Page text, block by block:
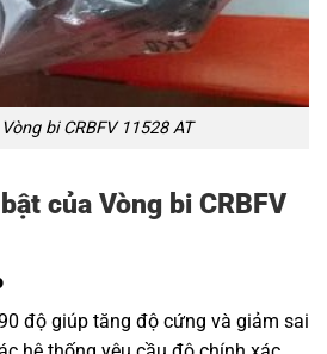
bi CRBFV 11528 AT
của Vòng bi CRBFV
độ giúp tăng độ cứng và giảm sai